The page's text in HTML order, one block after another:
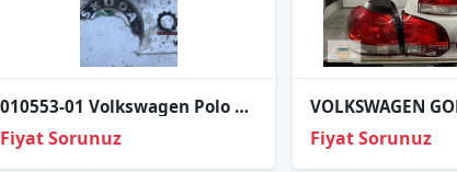
010553-01 Volkswagen Polo 2017 1.2 tsı far ayarı motoru
Fiyat Sorunuz Fiyat Sorunuz